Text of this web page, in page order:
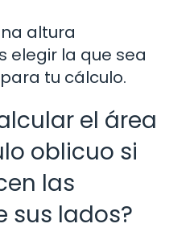
altura
elegir la que sea
tu cálculo.
el área
oblicuo si
las
sus lados?